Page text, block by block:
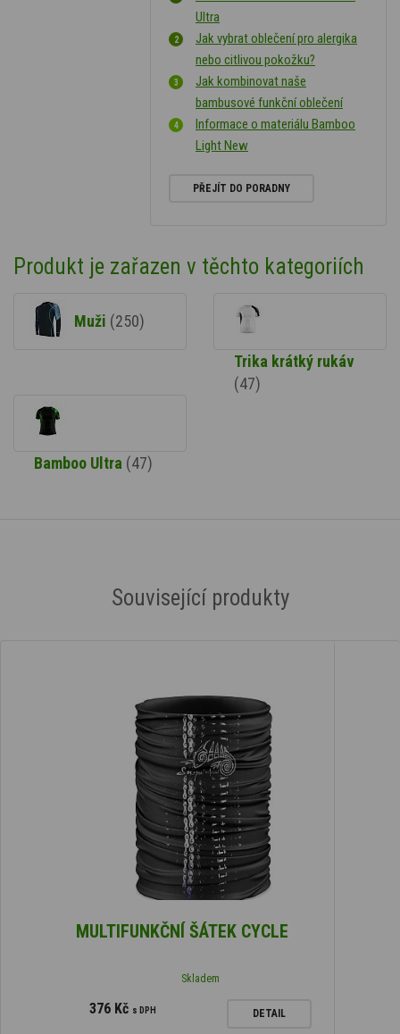
Ultra
Jak vybrat oblečení pro alergika
nebo citlivou pokožku?
Jak kombinovat naše
bambusové funkční oblečení
Informace o materiálu Bamboo
Light New
PŘEJÍT DO PORADNY
Produkt je zařazen v těchto kategoriích
Muži (250)
Trika krátký rukáv
(47)
Bamboo Ultra (47)
Související produkty
MULTIFUNKČNÍ ŠÁTEK CYCLE
Skladem
376 Kč s DPH DETAIL